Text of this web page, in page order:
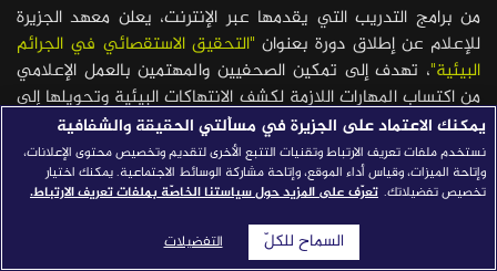
للتواصل | استفسارات
من برامج التدريب التي يقدمها عبر الإنترنت، يعلن معهد الجزيرة
للإعلام عن إطلاق دورة بعنوان "التحقيق الاستقصائي في الجرائم
البيئية"، تهدف إلى تمكين الصحفيين والمهتمين بالعمل الإعلامي
من اكتساب المهارات اللازمة لكشف الانتهاكات البيئية وتحويلها إلى
تحقيقات صحفية مؤثرة تستند إلى الأدلة والبيانات.
وتأتي الدورة في ظل تنامي أهمية القضايا البيئية وما يرتبط بها من
جرائم تؤثر في حياة المجتمعات واستدامة الموارد الطبيعية، حيث
تسلط الضوء على دور الصحافة الاستقصائية في تتبع هذه القضايا
وكشف أبعادها المختلفة. كما تتناول مفاهيم الجرائم البيئية
يمكنك الاعتماد على الجزيرة في مسألتي الحقيقة والشفافية
نستخدم ملفات تعريف الارتباط وتقنيات التتبع الأخرى لتقديم وتخصيص محتوى الإعلانات،
وإتاحة الميزات، وقياس أداء الموقع، وإتاحة مشاركة الوسائط الاجتماعية. يمكنك اختيار
تخصيص تفضيلاتك. تعرّف على المزيد حول سياستنا الخاصّة بملفات تعريف الارتباط.
التفضيلات السماح للكلّ